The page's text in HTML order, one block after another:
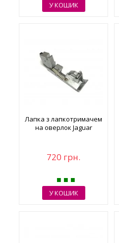
У КОШИК
Лапка з лапкотримачем
на оверлок Jaguar
720 грн.
У КОШИК